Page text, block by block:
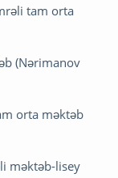
tam orta
(Nərimanov
orta məktəb
məktəb-lisey